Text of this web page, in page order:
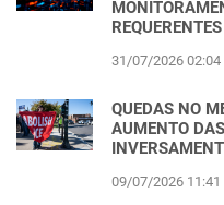
31/07/2026 02:04
QUEDAS NO
AUMENTO
09/07/2026 11:41